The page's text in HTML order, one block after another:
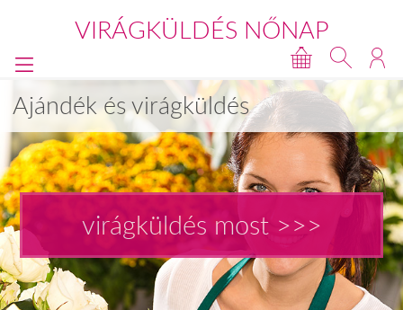
VIRÁGKÜLDÉS NŐNAP
Ajándék és virágküldés
virágküldés most >>>